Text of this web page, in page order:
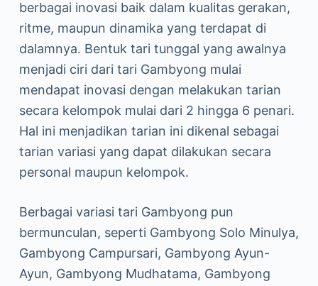
berbagai inovasi baik dalam kualitas gerakan,
ritme, maupun dinamika yang terdapat di
dalamnya. Bentuk tari tunggal yang awalnya
menjadi ciri dari tari Gambyong mulai
mendapat inovasi dengan melakukan tarian
secara kelompok mulai dari 2 hingga 6 penari.
Hal ini menjadikan tarian ini dikenal sebagai
tarian variasi yang dapat dilakukan secara
personal maupun kelompok.
Berbagai variasi tari Gambyong pun
bermunculan, seperti Gambyong Solo Minulya,
Gambyong Campursari, Gambyong Ayun-
Ayun, Gambyong Mudhatama, Gambyong